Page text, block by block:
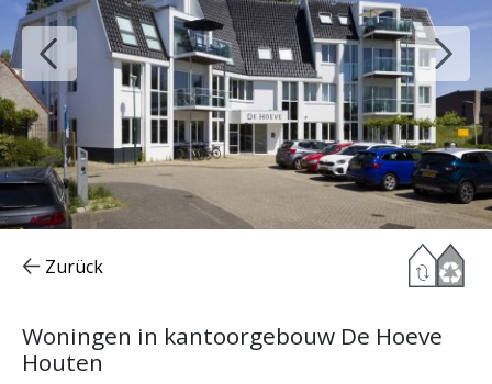
Woningen in kantoorgebouw De Hoeve
Houten
Zurück